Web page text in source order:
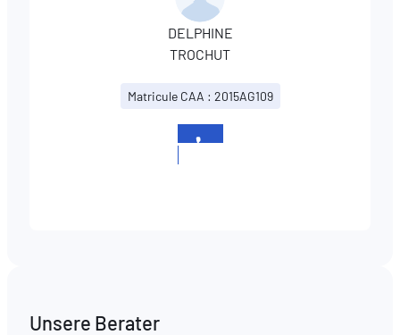
DELPHINE
TROCHUT
Matricule CAA : 2015AG109
Unsere Berater